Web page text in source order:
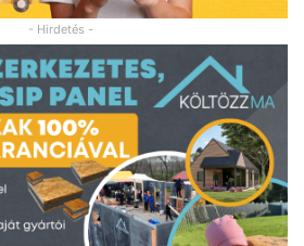
- Hirdetés -